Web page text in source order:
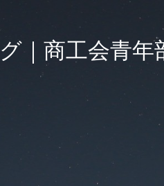
｜商工会青